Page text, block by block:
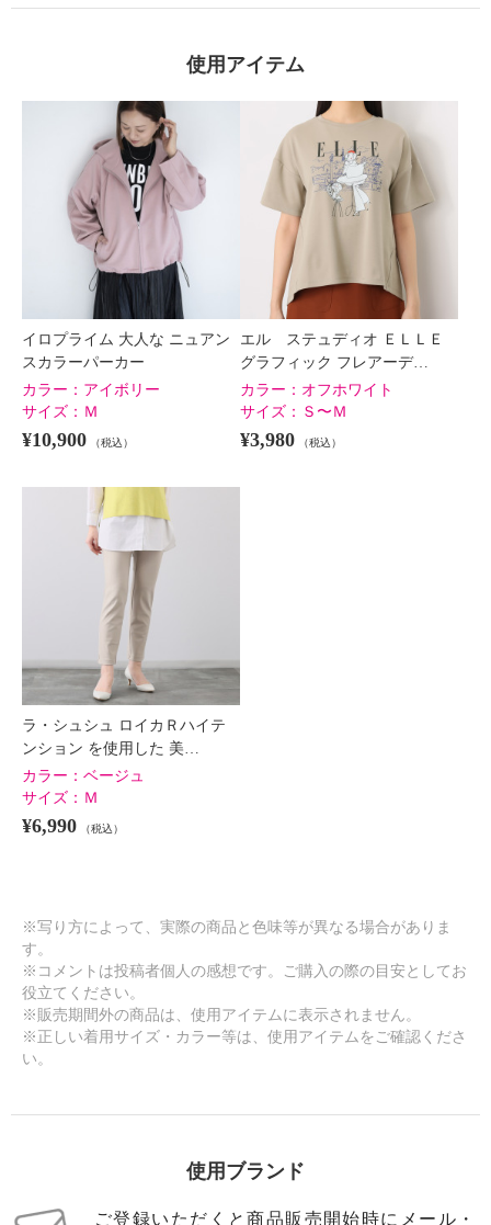
使用アイテム
イロプライム 大人な ニュアン
スカラーパーカー
カラー： アイボリー
サイズ： Ｍ
¥10,900 （税込）
エル ステュディオ ＥＬＬＥ
グラフィック フレアーデ…
カラー： オフホワイト
サイズ： Ｓ〜Ｍ
¥3,980 （税込）
ラ・シュシュ ロイカＲハイテ
ンション を使用した 美…
カラー： ベージュ
サイズ： Ｍ
¥6,990 （税込）
※写り方によって、実際の商品と色味等が異なる場合がありま
す。
※コメントは投稿者個人の感想です。ご購入の際の目安としてお
役立てください。
※販売期間外の商品は、使用アイテムに表示されません。
※正しい着用サイズ・カラー等は、使用アイテムをご確認くださ
い。
使用ブランド
ご登録いただくと商品販売開始時にメール・